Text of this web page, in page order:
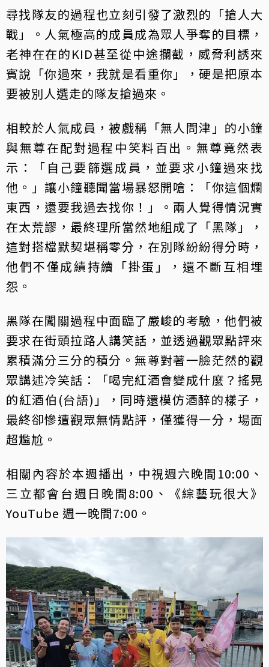
尋找隊友的過程也立刻引發了激烈的「搶人大
戰」。人氣極高的成員成為眾人爭奪的目標，
老神在在的KID甚至從中途攔截，威脅利誘來
賓說「你過來，我就是看重你」，硬是把原本
要被別人選走的隊友搶過來。
相較於人氣成員，被戲稱「無人問津」的小鐘
與無尊在配對過程中笑料百出。無尊竟然表
示：「自己要篩選成員，並要求小鐘過來找
他。」讓小鐘聽聞當場暴怒開嗆：「你這個爛
東西，還要我過去找你！」。兩人覺得情況實
在太荒謬，最終理所當然地組成了「黑隊」，
這對搭檔默契堪稱零分，在別隊紛紛得分時，
他們不僅成績持續「掛蛋」，還不斷互相埋
怨。
黑隊在闖關過程中面臨了嚴峻的考驗，他們被
要求在街頭拉路人講笑話，並透過觀眾點評來
累積滿分三分的積分。無尊對著一臉茫然的觀
眾講述冷笑話：「喝完紅酒會變成什麼？搖晃
的紅酒伯(台語)」，同時還模仿酒醉的樣子，
最終卻慘遭觀眾無情點評，僅獲得一分，場面
超尷尬。
相關內容於本週播出，中視週六晚間10:00、
三立都會台週日晚間8:00、《綜藝玩很大》
YouTube 週一晚間7:00。